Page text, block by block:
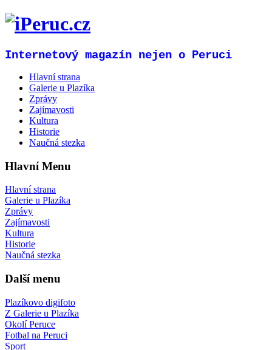
Internetový magazín nejen o Peruci
Hlavní strana
Galerie u Plazíka
Zprávy
Zajímavosti
Kultura
Historie
Naučná stezka
Hlavní Menu
Hlavní strana
Galerie u Plazíka
Zprávy
Zajímavosti
Kultura
Historie
Naučná stezka
Další menu
Plazíkovo digifoto
Z Galerie u Plazíka
Okolí Peruce
Fotbal na Peruci
Sport